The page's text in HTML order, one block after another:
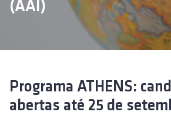
a
(AAI)
Programa ATHENS:
abertas até 25 de